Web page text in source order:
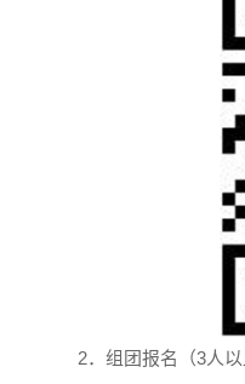
2．组团报名（3人